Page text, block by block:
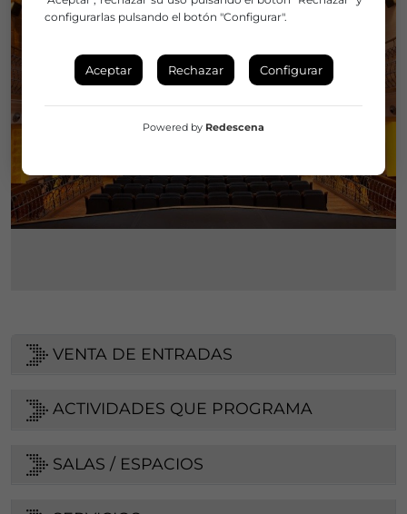
VENTA DE ENTRADAS
ACTIVIDADES QUE PROGRAMA
SALAS / ESPACIOS
configurarlas pulsando el botón "Configurar".
Aceptar Rechazar Configurar
Powered by Redescena